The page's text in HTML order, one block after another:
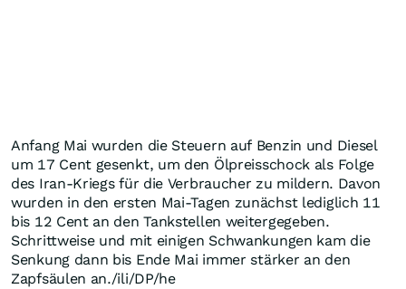
Anfang Mai wurden die Steuern auf Benzin und Diesel
um 17 Cent gesenkt, um den Ölpreisschock als Folge
des Iran-Kriegs für die Verbraucher zu mildern. Davon
wurden in den ersten Mai-Tagen zunächst lediglich 11
bis 12 Cent an den Tankstellen weitergegeben.
Schrittweise und mit einigen Schwankungen kam die
Senkung dann bis Ende Mai immer stärker an den
Zapfsäulen an./ili/DP/he